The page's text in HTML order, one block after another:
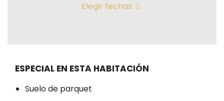
Elegir fechas
ESPECIAL EN ESTA HABITACIÓN
Suelo de parquet